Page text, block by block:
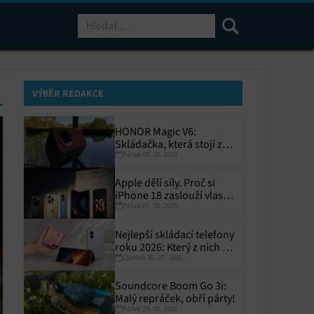
VÝBĚR REDAKCE
HONOR Magic V6:
Skládačka, která stojí za
toPátek 07. 08. 2026
Apple dělí síly. Proč si
iPhone 18 zaslouží vlastní
termín?
Pátek 07. 08. 2026
Nejlepší skládací telefony
roku 2026: Který z nich si
zaslouží místo ve vaší
Čtvrtek 30. 07. 2026
Soundcore Boom Go 3i:
Malý repráček, obří párty!
Pátek 29. 05. 2026